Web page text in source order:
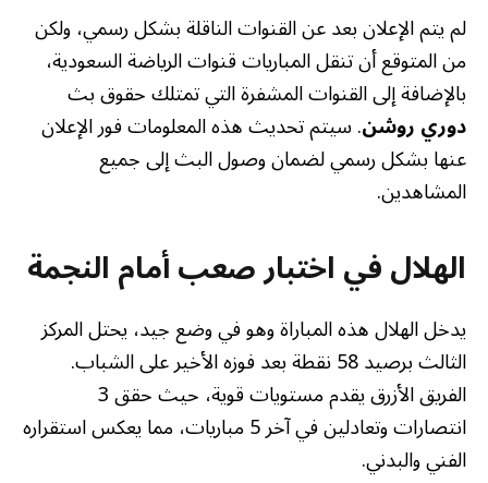
لم يتم الإعلان بعد عن القنوات الناقلة بشكل رسمي، ولكن
من المتوقع أن تنقل المباريات قنوات الرياضة السعودية،
بالإضافة إلى القنوات المشفرة التي تمتلك حقوق بث
دوري روشن. سيتم تحديث هذه المعلومات فور الإعلان
عنها بشكل رسمي لضمان وصول البث إلى جميع
المشاهدين.
الهلال في اختبار صعب أمام النجمة
يدخل الهلال هذه المباراة وهو في وضع جيد، يحتل المركز
الثالث برصيد 58 نقطة بعد فوزه الأخير على الشباب.
الفريق الأزرق يقدم مستويات قوية، حيث حقق 3
انتصارات وتعادلين في آخر 5 مباريات، مما يعكس استقراره
الفني والبدني.